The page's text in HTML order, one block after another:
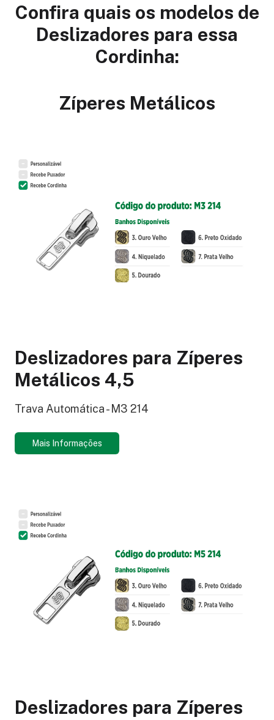
Confira quais os modelos de
Deslizadores para essa
Cordinha:
Zíperes Metálicos
Deslizadores para Zíperes
Metálicos 4,5
Trava Automática - M3 214
Mais Informações
Deslizadores para Zíperes